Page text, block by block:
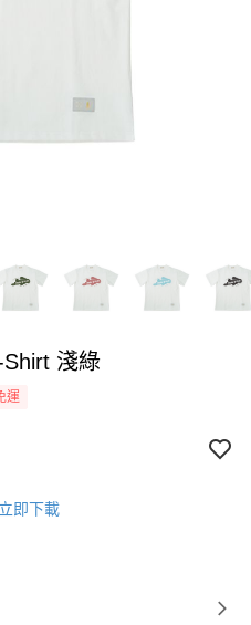
UnderSTAND 設計款 T-Shirt 淺綠
運
立即下載